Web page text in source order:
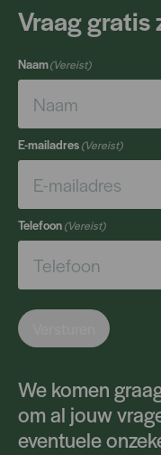
Vraag gratis
Naam(Vereist)
Voornaam
E-mailadres(Vereist)
Telefoon(Vereist)
We komen
om al jouw
eventuele